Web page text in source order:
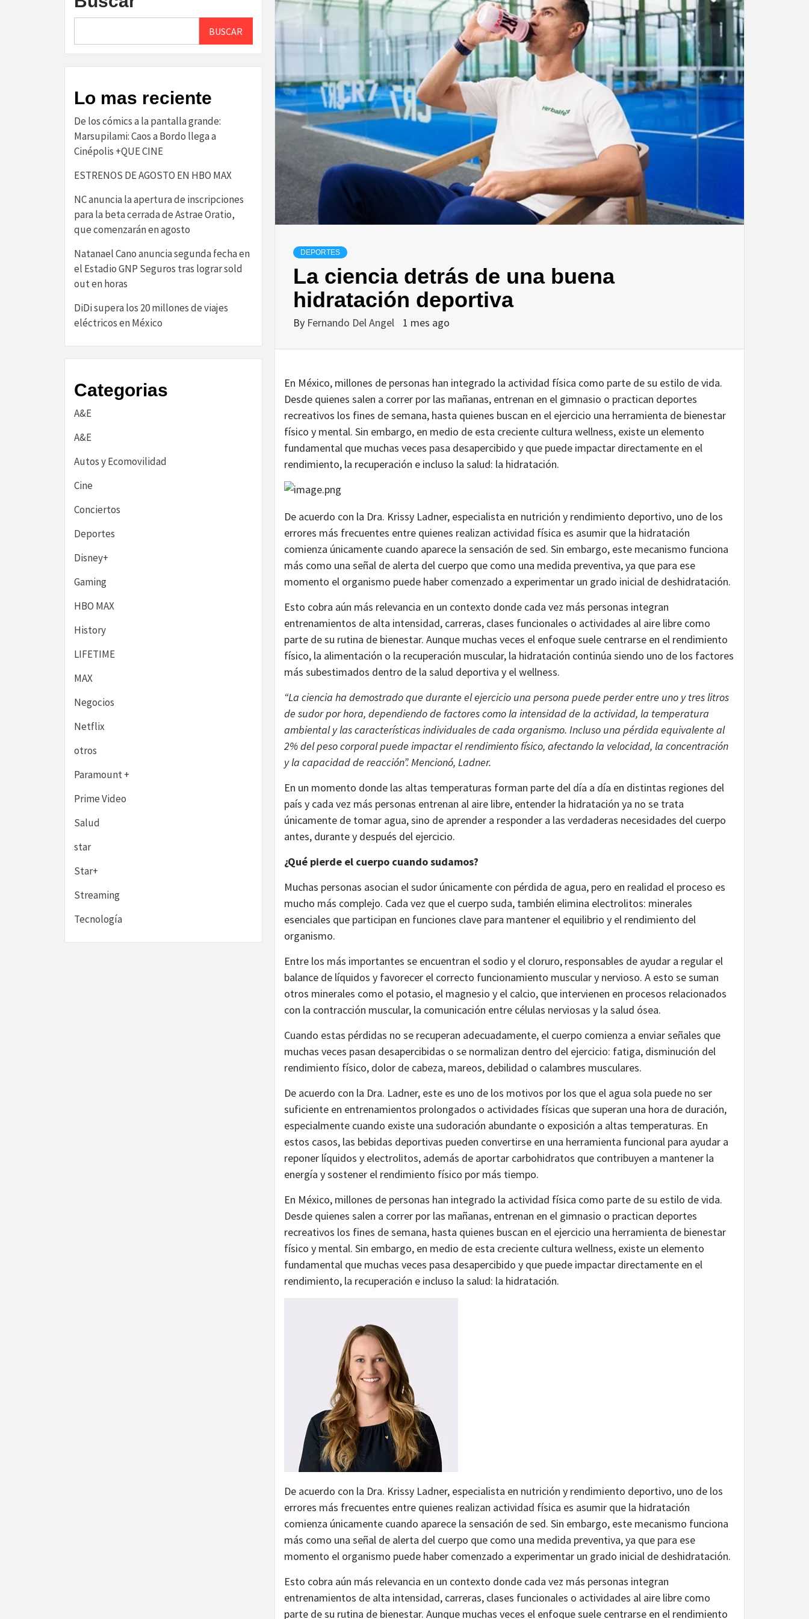
DEPORTES
La ciencia detrás de una buena
hidratación deportiva
By Fernando Del Angel 1 mes ago
En México, millones de personas han integrado la actividad física como parte de su estilo de vida.
Desde quienes salen a correr por las mañanas, entrenan en el gimnasio o practican deportes
recreativos los fines de semana, hasta quienes buscan en el ejercicio una herramienta de bienestar
físico y mental. Sin embargo, en medio de esta creciente cultura wellness, existe un elemento
fundamental que muchas veces pasa desapercibido y que puede impactar directamente en el
rendimiento, la recuperación e incluso la salud: la hidratación.
De acuerdo con la Dra. Krissy Ladner, especialista en nutrición y rendimiento deportivo, uno de los
errores más frecuentes entre quienes realizan actividad física es asumir que la hidratación
comienza únicamente cuando aparece la sensación de sed. Sin embargo, este mecanismo funciona
más como una señal de alerta del cuerpo que como una medida preventiva, ya que para ese
momento el organismo puede haber comenzado a experimentar un grado inicial de deshidratación.
Esto cobra aún más relevancia en un contexto donde cada vez más personas integran
entrenamientos de alta intensidad, carreras, clases funcionales o actividades al aire libre como
parte de su rutina de bienestar. Aunque muchas veces el enfoque suele centrarse en el rendimiento
físico, la alimentación o la recuperación muscular, la hidratación continúa siendo uno de los factores
más subestimados dentro de la salud deportiva y el wellness.
“La ciencia ha demostrado que durante el ejercicio una persona puede perder entre uno y tres litros
de sudor por hora, dependiendo de factores como la intensidad de la actividad, la temperatura
ambiental y las características individuales de cada organismo. Incluso una pérdida equivalente al
2% del peso corporal puede impactar el rendimiento físico, afectando la velocidad, la concentración
y la capacidad de reacción”. Mencionó, Ladner.
En un momento donde las altas temperaturas forman parte del día a día en distintas regiones del
país y cada vez más personas entrenan al aire libre, entender la hidratación ya no se trata
únicamente de tomar agua, sino de aprender a responder a las verdaderas necesidades del cuerpo
antes, durante y después del ejercicio.
¿Qué pierde el cuerpo cuando sudamos?
Muchas personas asocian el sudor únicamente con pérdida de agua, pero en realidad el proceso es
mucho más complejo. Cada vez que el cuerpo suda, también elimina electrolitos: minerales
esenciales que participan en funciones clave para mantener el equilibrio y el rendimiento del
organismo.
Entre los más importantes se encuentran el sodio y el cloruro, responsables de ayudar a regular el
balance de líquidos y favorecer el correcto funcionamiento muscular y nervioso. A esto se suman
otros minerales como el potasio, el magnesio y el calcio, que intervienen en procesos relacionados
con la contracción muscular, la comunicación entre células nerviosas y la salud ósea.
Cuando estas pérdidas no se recuperan adecuadamente, el cuerpo comienza a enviar señales que
muchas veces pasan desapercibidas o se normalizan dentro del ejercicio: fatiga, disminución del
rendimiento físico, dolor de cabeza, mareos, debilidad o calambres musculares.
De acuerdo con la Dra. Ladner, este es uno de los motivos por los que el agua sola puede no ser
suficiente en entrenamientos prolongados o actividades físicas que superan una hora de duración,
especialmente cuando existe una sudoración abundante o exposición a altas temperaturas. En
estos casos, las bebidas deportivas pueden convertirse en una herramienta funcional para ayudar a
reponer líquidos y electrolitos, además de aportar carbohidratos que contribuyen a mantener la
energía y sostener el rendimiento físico por más tiempo.
En México, millones de personas han integrado la actividad física como parte de su estilo de vida.
Desde quienes salen a correr por las mañanas, entrenan en el gimnasio o practican deportes
recreativos los fines de semana, hasta quienes buscan en el ejercicio una herramienta de bienestar
físico y mental. Sin embargo, en medio de esta creciente cultura wellness, existe un elemento
fundamental que muchas veces pasa desapercibido y que puede impactar directamente en el
rendimiento, la recuperación e incluso la salud: la hidratación.
De acuerdo con la Dra. Krissy Ladner, especialista en nutrición y rendimiento deportivo, uno de los
errores más frecuentes entre quienes realizan actividad física es asumir que la hidratación
comienza únicamente cuando aparece la sensación de sed. Sin embargo, este mecanismo funciona
más como una señal de alerta del cuerpo que como una medida preventiva, ya que para ese
momento el organismo puede haber comenzado a experimentar un grado inicial de deshidratación.
Esto cobra aún más relevancia en un contexto donde cada vez más personas integran
entrenamientos de alta intensidad, carreras, clases funcionales o actividades al aire libre como
parte de su rutina de bienestar. Aunque muchas veces el enfoque suele centrarse en el rendimiento
BUSCAR
Lo mas reciente
De los cómics a la pantalla grande:
Marsupilami: Caos a Bordo llega a
Cinépolis +QUE CINE
ESTRENOS DE AGOSTO EN HBO MAX
NC anuncia la apertura de inscripciones
para la beta cerrada de Astrae Oratio,
que comenzarán en agosto
Natanael Cano anuncia segunda fecha en
el Estadio GNP Seguros tras lograr sold
out en horas
DiDi supera los 20 millones de viajes
eléctricos en México
Categorias
A&E
A&E
Autos y Ecomovilidad
Cine
Conciertos
Deportes
Disney+
Gaming
HBO MAX
History
LIFETIME
MAX
Negocios
Netflix
otros
Paramount +
Prime Video
Salud
star
Star+
Streaming
Tecnología